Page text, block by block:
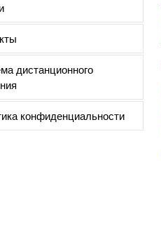
дистанционного
конфиденциальности